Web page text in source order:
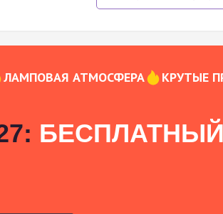
ЛАМПОВАЯ АТМОСФЕРА КРУТЫЕ